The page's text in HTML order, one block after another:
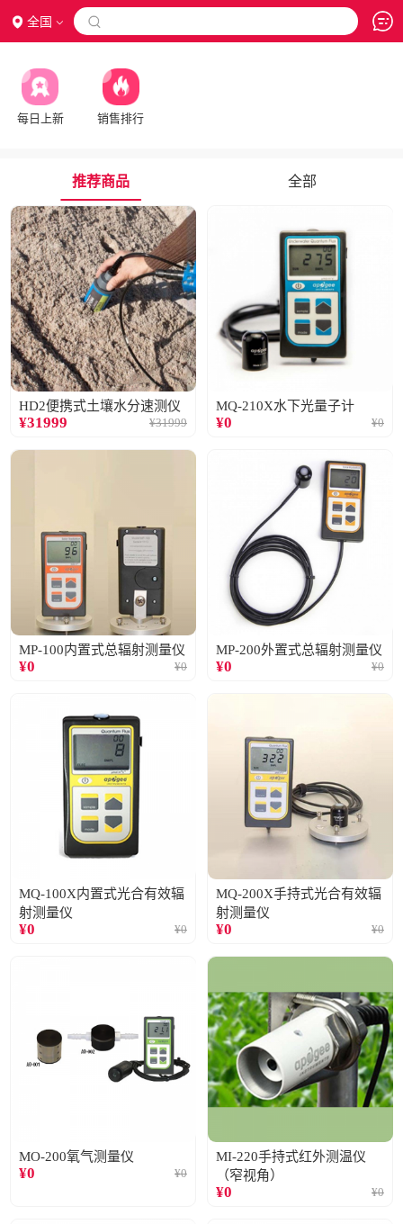
全国 
每日上新 销售排行
推荐商品 全部
HD2便携式土壤水分速测仪
¥31999 ¥31999
MQ-210X水下光量子计
¥0 ¥0
MP-100内置式总辐射测量仪
¥0 ¥0
MP-200外置式总辐射测量仪
¥0 ¥0
MQ-100X内置式光合有效辐
射测量仪
¥0 ¥0
MQ-200X手持式光合有效辐
射测量仪
¥0 ¥0
MO-200氧气测量仪
¥0 ¥0
MI-220手持式红外测温仪
（窄视角）
¥0 ¥0